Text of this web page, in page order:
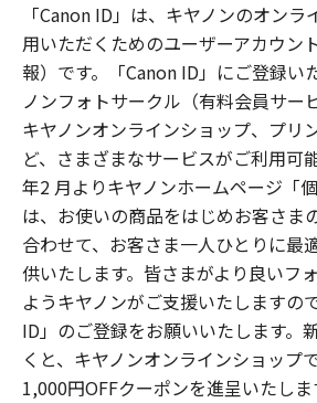
「Canon ID」は、キヤノンのオン
用いただくためのユーザーアカウン
報）です。「Canon ID」にご登録い
ノンフォトサークル（有料会員サー
キヤノンオンラインショップ、プリ
ど、さまざまなサービスがご利用可
年2 月よりキヤノンホームページ「
は、お使いの商品をはじめお客さま
合わせて、お客さま一人ひとりに最
供いたします。皆さまがより良いフ
ようキヤノンがご支援いたしますの
ID」のご登録をお願いいたします。
くと、キヤノンオンラインショップ
1,000円OFFクーポンを進呈いたしま